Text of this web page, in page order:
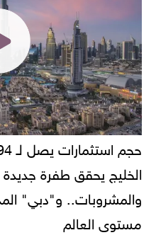
الخليج يحقق طفرة
والمشروبات.. و"دبي"
مستوى العالم